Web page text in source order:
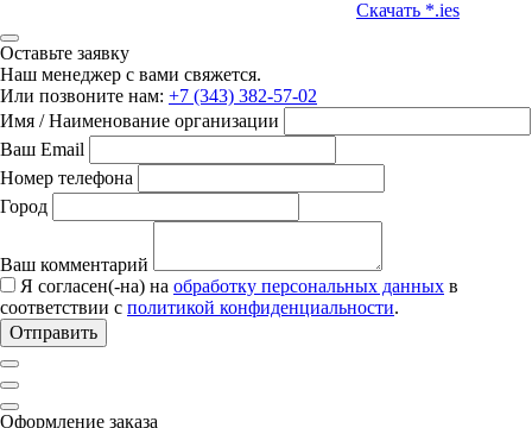
Скачать *.ies
Оставьте заявку
Наш менеджер с вами свяжется.
Или позвоните нам: +7 (343) 382-57-02
Имя / Наименование организации
Ваш Email
Номер телефона
Город
Ваш комментарий
Я согласен(-на) на обработку персональных данных в
соответствии с политикой конфиденциальности.
Отправить
Оформление заказа